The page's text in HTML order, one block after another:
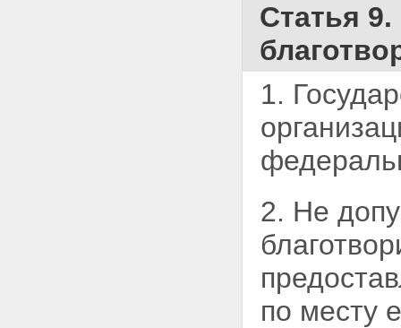
Статья 9.
1.
2. Не
по месту